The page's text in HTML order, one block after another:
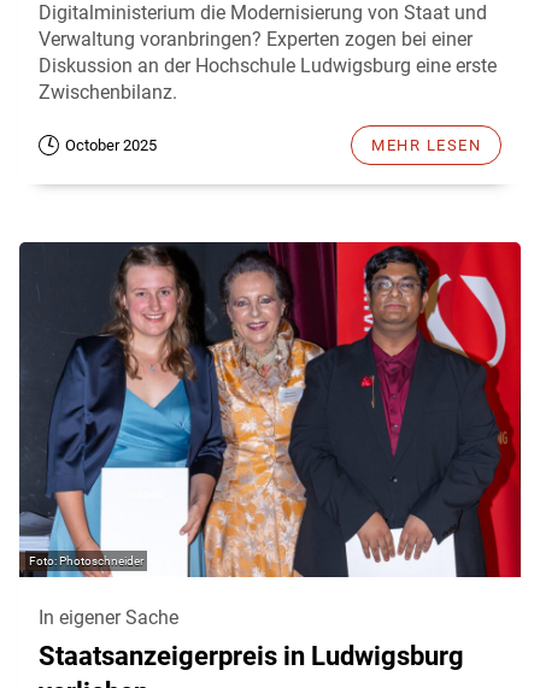
Digitalministerium die Modernisierung von Staat und
Verwaltung voranbringen? Experten zogen bei einer
Diskussion an der Hochschule Ludwigsburg eine erste
Zwischenbilanz.
October 2025 MEHR LESEN
Photoschneider
In eigener Sache
Staatsanzeigerpreis in Ludwigsburg